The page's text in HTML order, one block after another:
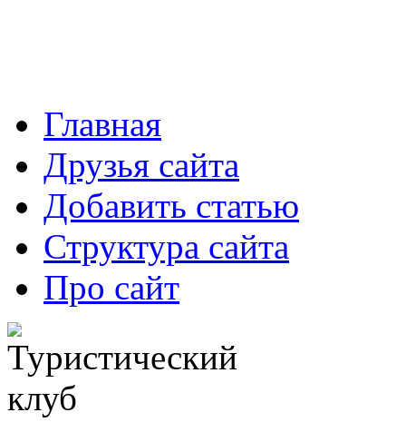
Главная
Друзья сайта
Добавить статью
Структура сайта
Про сайт